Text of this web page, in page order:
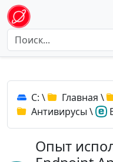
C: \ Главная \
Антивирусы \
Опыт